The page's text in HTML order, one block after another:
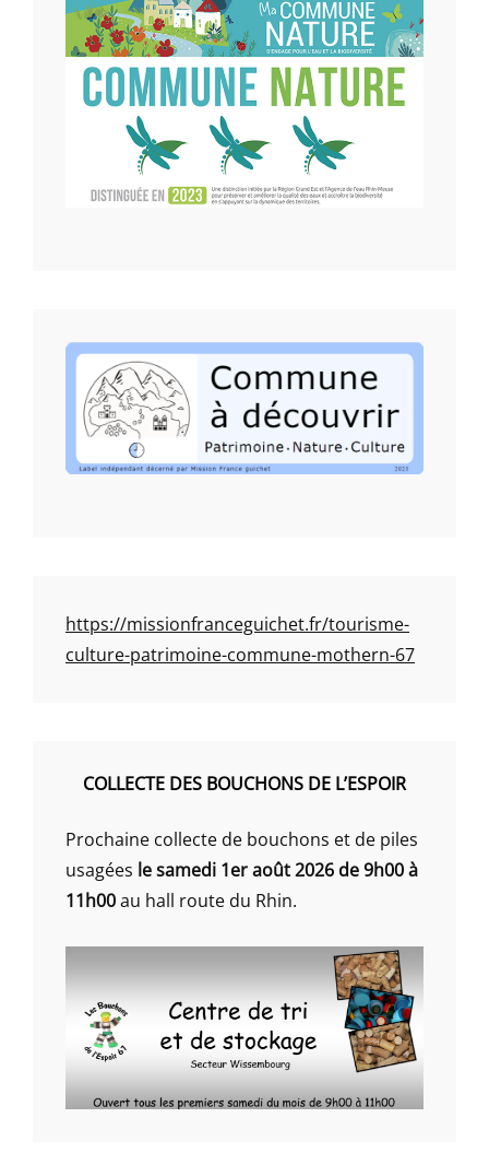
https://missionfranceguichet.fr/tourisme-
culture-patrimoine-commune-mothern-67
COLLECTE DES BOUCHONS DE L’ESPOIR
Prochaine collecte de bouchons et de piles
usagées le samedi 1er août 2026 de 9h00 à
11h00au hall route du Rhin.